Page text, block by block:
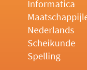
Informatica
Nederlands
Scheikunde
Spelling